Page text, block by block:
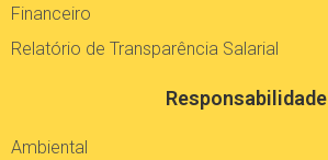
Financeiro
Relatório de Transparência Salarial
Responsabilidade
Ambiental